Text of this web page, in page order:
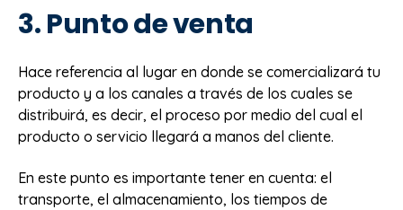
3. Punto de venta
Hace referencia al lugar en donde se comercializará tu
producto y a los canales a través de los cuales se
distribuirá, es decir, el proceso por medio del cual el
producto o servicio llegará a manos del cliente.
En este punto es importante tener en cuenta: el
transporte, el almacenamiento, los tiempos de